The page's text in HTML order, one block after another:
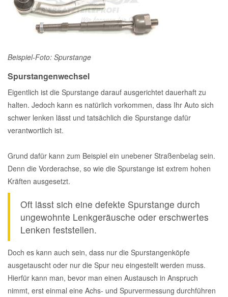
Beispiel-Foto: Spurstange
Spurstangenwechsel
Eigentlich ist die Spurstange darauf ausgerichtet dauerhaft zu
halten. Jedoch kann es natürlich vorkommen, dass Ihr Auto sich
schwer lenken lässt und tatsächlich die Spurstange dafür
verantwortlich ist.
Grund dafür kann zum Beispiel ein unebener Straßenbelag sein.
Denn die Vorderachse, so wie die Spurstange ist extrem hohen
Kräften ausgesetzt.
Oft lässt sich eine defekte Spurstange durch
ungewohnte Lenkgeräusche oder erschwertes
Lenken feststellen.
Doch es kann auch sein, dass nur die Spurstangenköpfe
ausgetauscht oder nur die Spur neu eingestellt werden muss.
Hierfür kann man, bevor man einen Austausch in Anspruch
nimmt, erst einmal eine Achs- und Spurvermessung durchführen